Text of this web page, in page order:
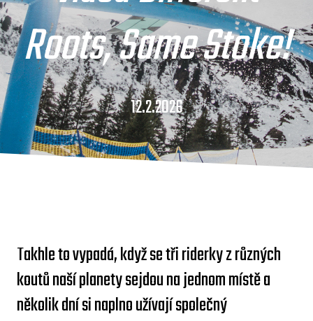
Roots, Same Stoke!
12.2.2026
Takhle to vypadá, když se tři riderky z různých
koutů naší planety sejdou na jednom místě a
několik dní si naplno užívají společný